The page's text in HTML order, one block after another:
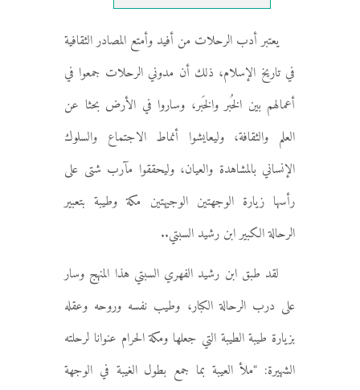
يعتبر أدب الرحلات من أفيد وأمتع المصادر الثقافية
في تاريخ الإسلام، ذلك أن مدوني الرحلات جمعوا في
أعمالهم بين الخُبر والخَبر، وساروا في الأرض بحثا عن
العلم والثقافة، وليعايشوا أنماط الاجتماع والسلوك
الإنساني بالمشاهدة والعيان، وليحققوا مآرب شتى على
رأسها زيارة الوجهتين الوجيهتين مكة وطيبة بتعبير
الرحالة الكبير ابن رشيد السبتي..
لقد طبق ابن رشيد الفهري السبتي هذا المنهج وسار
على درب الرحالة الكبار، وطيب نفسه وروحه وعقله
بزيارة طيبة الطيبة التي جعلها ومكة الحرام عنوانا لرحلته
الشهيرة: “ملأ العيبة بما جمع بطول الغيبة في الوجهة